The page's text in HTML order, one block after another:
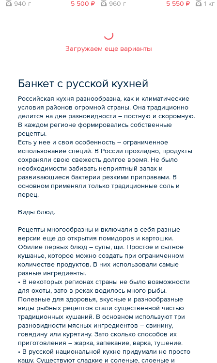
940 г 5 500 ₽ 960 г 5 550 ₽ 1 кг
Загружаем еще варианты
Банкет с русской кухней
Российская кухня разнообразна, как и климатические
условия районов огромной страны. Она традиционно
делится на две разновидности – постную и скоромную.
В каждом регионе формировались собственные
рецепты.
Есть у нее и своя особенность – ограниченное
использование специй. В России прохладно, продукты
сохраняли свою свежесть долгое время. Не было
необходимости забивать неприятный запах и
развивающиеся бактерии резкими приправами. В
основном применяли только традиционные соль и
перец.
Виды блюд.
Рецепты многообразны и включали в себя разные
версии еще до открытия помидоров и картошки.
Обилие первых блюд – супы, щи. Простое и сытное
кушанье, которое можно создать при ограниченном
количестве продуктов. В них использовали самые
разные ингредиенты.
• В некоторых регионах страны не было возможности
для охоты, зато в реках водилось много рыбы.
Полезные для здоровья, вкусные и разнообразные
виды рыбных рецептов стали существенной частью
традиционных кушаний. В основном используют три
разновидности мясных ингредиентов – свинину,
говядину или курятину. Зато сколько способов их
приготовления – жарка, запекание, варка, тушение.
• В русской национальной кухне придумали не просто
кашу. Существуют сладкие и соленые, слоеные и